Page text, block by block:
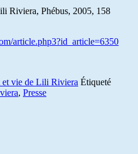
Riviera, Phébus, 2005, 158
article.php3?id_article=6350
et vie de Lili Riviera Étiqueté
, Presse